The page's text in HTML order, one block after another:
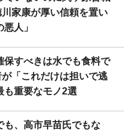
家康が厚い信頼を置い
人」
保すべきは水でも食料で
が「これだけは担いで逃
も重要なモノ2選
も、高市早苗氏でもな